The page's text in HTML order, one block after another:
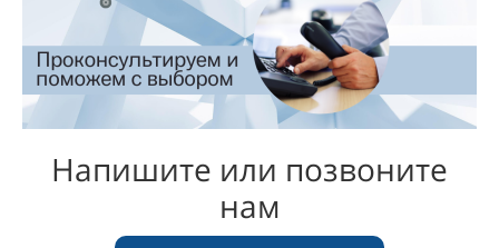
Напишите или позвоните
нам